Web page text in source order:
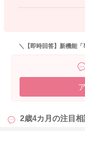
今回は、アルコールを
よろしくお願いいたし
＼【即時回答】新機能
2歳4カ月の注目相